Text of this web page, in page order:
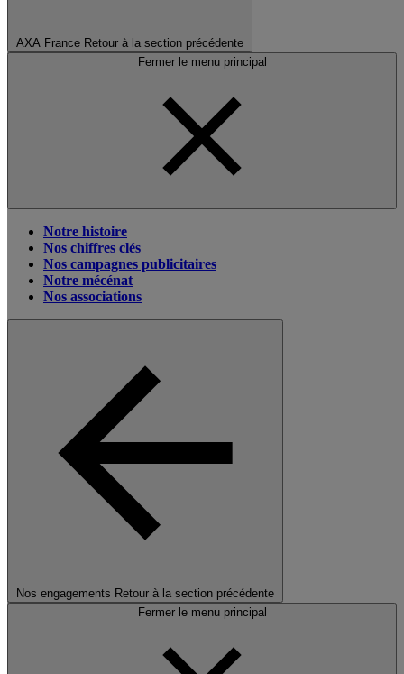
AXA France Retour à la section précédente
Fermer le menu principal
Notre histoire
Nos chiffres clés
Nos campagnes publicitaires
Notre mécénat
Nos associations
Nos engagements Retour à la section précédente
Fermer le menu principal